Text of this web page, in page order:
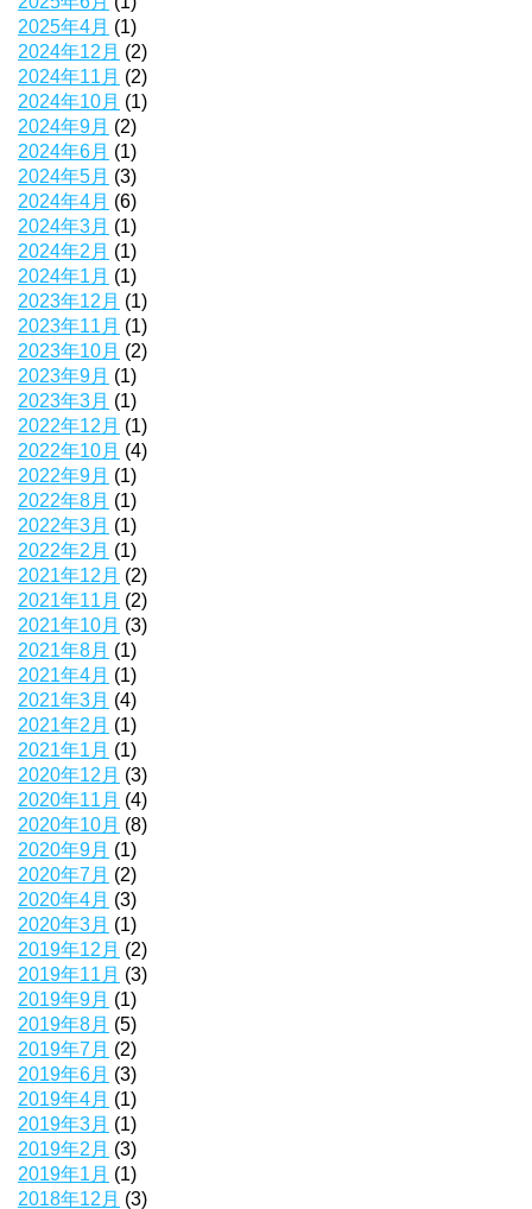
2025年4月 (1)
2024年12月 (2)
2024年11月 (2)
2024年10月 (1)
2024年9月 (2)
2024年6月 (1)
2024年5月 (3)
2024年4月 (6)
2024年3月 (1)
2024年2月 (1)
2024年1月 (1)
2023年12月 (1)
2023年11月 (1)
2023年10月 (2)
2023年9月 (1)
2023年3月 (1)
2022年12月 (1)
2022年10月 (4)
2022年9月 (1)
2022年8月 (1)
2022年3月 (1)
2022年2月 (1)
2021年12月 (2)
2021年11月 (2)
2021年10月 (3)
2021年8月 (1)
2021年4月 (1)
2021年3月 (4)
2021年2月 (1)
2021年1月 (1)
2020年12月 (3)
2020年11月 (4)
2020年10月 (8)
2020年9月 (1)
2020年7月 (2)
2020年4月 (3)
2020年3月 (1)
2019年12月 (2)
2019年11月 (3)
2019年9月 (1)
2019年8月 (5)
2019年7月 (2)
2019年6月 (3)
2019年4月 (1)
2019年3月 (1)
2019年2月 (3)
2019年1月 (1)
2018年12月 (3)